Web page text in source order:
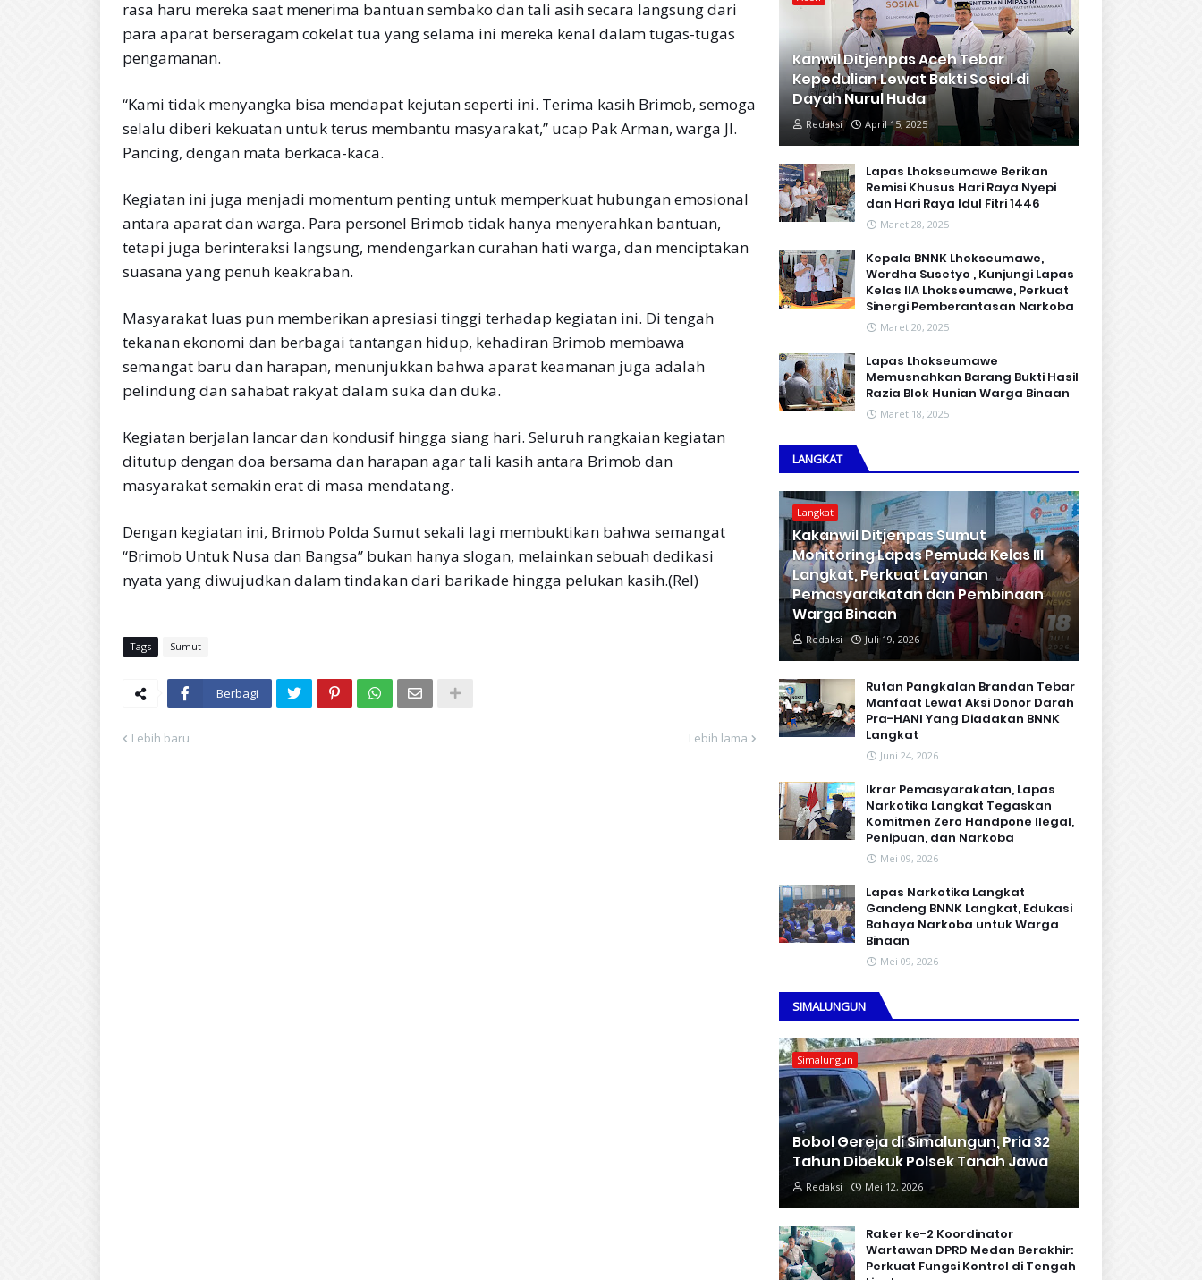
rasa haru mereka saat menerima bantuan sembako dan tali asih secara langsung dari
para aparat berseragam cokelat tua yang selama ini mereka kenal dalam tugas-tugas
pengamanan.
“Kami tidak menyangka bisa mendapat kejutan seperti ini. Terima kasih Brimob, semoga
selalu diberi kekuatan untuk terus membantu masyarakat,” ucap Pak Arman, warga Jl.
Pancing, dengan mata berkaca-kaca.
Kegiatan ini juga menjadi momentum penting untuk memperkuat hubungan emosional
antara aparat dan warga. Para personel Brimob tidak hanya menyerahkan bantuan,
tetapi juga berinteraksi langsung, mendengarkan curahan hati warga, dan menciptakan
suasana yang penuh keakraban.
Masyarakat luas pun memberikan apresiasi tinggi terhadap kegiatan ini. Di tengah
tekanan ekonomi dan berbagai tantangan hidup, kehadiran Brimob membawa
semangat baru dan harapan, menunjukkan bahwa aparat keamanan juga adalah
pelindung dan sahabat rakyat dalam suka dan duka.
Kegiatan berjalan lancar dan kondusif hingga siang hari. Seluruh rangkaian kegiatan
ditutup dengan doa bersama dan harapan agar tali kasih antara Brimob dan
masyarakat semakin erat di masa mendatang.
Dengan kegiatan ini, Brimob Polda Sumut sekali lagi membuktikan bahwa semangat
“Brimob Untuk Nusa dan Bangsa” bukan hanya slogan, melainkan sebuah dedikasi
nyata yang diwujudkan dalam tindakan dari barikade hingga pelukan kasih.(Rel)
Tags Sumut
Berbagi
Lebih baru Lebih lama
Kanwil Ditjenpas Aceh Tebar
Kepedulian Lewat Bakti Sosial di
Dayah Nurul Huda
Redaksi April 15, 2025
Lapas Lhokseumawe Berikan
Remisi Khusus Hari Raya Nyepi
dan Hari Raya Idul Fitri 1446
Maret 28, 2025
Kepala BNNK Lhokseumawe,
Werdha Susetyo , Kunjungi Lapas
Kelas IIA Lhokseumawe, Perkuat
Sinergi Pemberantasan Narkoba
Maret 20, 2025
Lapas Lhokseumawe
Memusnahkan Barang Bukti Hasil
Razia Blok Hunian Warga Binaan
Maret 18, 2025
LANGKAT
Langkat
Kakanwil Ditjenpas Sumut
Monitoring Lapas Pemuda Kelas III
Langkat, Perkuat Layanan
Pemasyarakatan dan Pembinaan
Warga Binaan
Redaksi Juli 19, 2026
Rutan Pangkalan Brandan Tebar
Manfaat Lewat Aksi Donor Darah
Pra-HANI Yang Diadakan BNNK
Langkat
Juni 24, 2026
Ikrar Pemasyarakatan, Lapas
Narkotika Langkat Tegaskan
Komitmen Zero Handpone llegal,
Penipuan, dan Narkoba
Mei 09, 2026
Lapas Narkotika Langkat
Gandeng BNNK Langkat, Edukasi
Bahaya Narkoba untuk Warga
Binaan
Mei 09, 2026
SIMALUNGUN
Simalungun
Bobol Gereja di Simalungun, Pria 32
Tahun Dibekuk Polsek Tanah Jawa
Redaksi Mei 12, 2026
Raker ke-2 Koordinator
Wartawan DPRD Medan Berakhir:
Perkuat Fungsi Kontrol di Tengah